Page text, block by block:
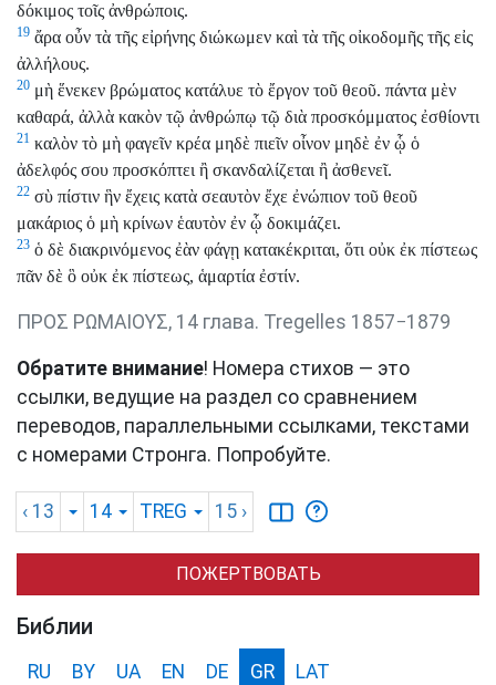
δόκιμος τοῖς ἀνθρώποις.
19 ἄρα οὖν τὰ τῆς εἰρήνης διώκωμεν καὶ τὰ τῆς οἰκοδομῆς τῆς εἰς
ἀλλήλους.
20 μὴ ἕνεκεν βρώματος κατάλυε τὸ ἔργον τοῦ θεοῦ. πάντα μὲν
καθαρά, ἀλλὰ κακὸν τῷ ἀνθρώπῳ τῷ διὰ προσκόμματος ἐσθίοντι
21 καλὸν τὸ μὴ φαγεῖν κρέα μηδὲ πιεῖν οἶνον μηδὲ ἐν ᾧ ὁ
ἀδελφός σου προσκόπτει ἢ σκανδαλίζεται ἢ ἀσθενεῖ.
22 σὺ πίστιν ἣν ἔχεις κατὰ σεαυτὸν ἔχε ἐνώπιον τοῦ θεοῦ
μακάριος ὁ μὴ κρίνων ἑαυτὸν ἐν ᾧ δοκιμάζει.
23 ὁ δὲ διακρινόμενος ἐὰν φάγῃ κατακέκριται, ὅτι οὐκ ἐκ πίστεως
πᾶν δὲ ὃ οὐκ ἐκ πίστεως, ἁμαρτία ἐστίν.
ΠΡΟΣ ΡΩΜΑΙΟΥΣ, 14 глава. Tregelles 1857−1879
Обратите внимание! Номера стихов — это
ссылки, ведущие на раздел со сравнением
переводов, параллельными ссылками, текстами
с номерами Стронга. Попробуйте.
‹ 13 14 TREG 15 ›
ПОЖЕРТВОВАТЬ
Библии
RU BY UA EN DE GR LAT